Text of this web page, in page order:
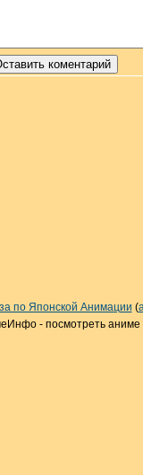
по Японской Анимации (
- посмотреть аниме